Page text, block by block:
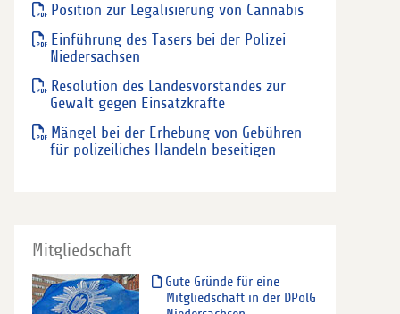
Position zur Legalisierung von Cannabis
Einführung des Tasers bei der Polizei
Niedersachsen
Resolution des Landesvorstandes zur
Gewalt gegen Einsatzkräfte
Mängel bei der Erhebung von Gebühren
für polizeiliches Handeln beseitigen
Mitgliedschaft
Gute Gründe für eine
Mitgliedschaft in der DPolG